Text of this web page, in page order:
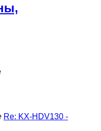
Re: KX-HDV130 -